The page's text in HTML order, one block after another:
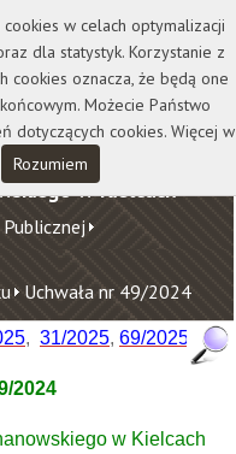
Wydawnictwo
w Kielcach
Uchwała nr 49/2024
5, 31/2025, 69/2025
2024
w Kielcach
w celach optymalizacji
dla statystyk. Korzystanie z
cookies oznacza, że będą one
Możecie Państwo
dotyczących cookies. Więcej w
Rozumiem